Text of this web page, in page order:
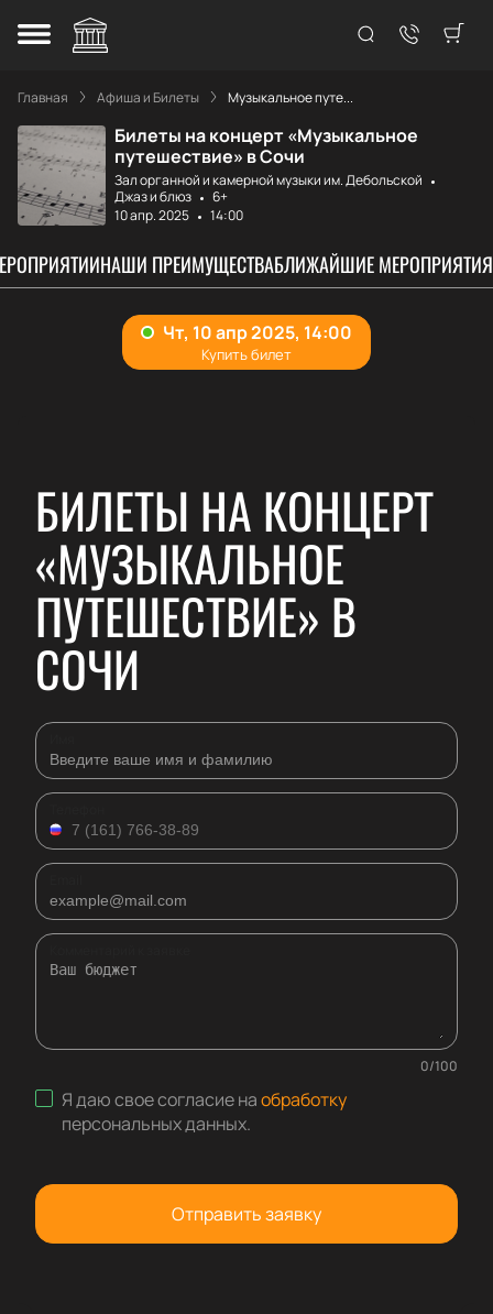
Главная Афиша и Билеты Музыкальное путе...
Билеты на концерт «Музыкальное
путешествие» в Сочи
Зал органной и камерной музыки им. Дебольской
Джаз и блюз
6+
10 апр. 2025
14:00
НАШИ ПРЕИМУЩЕСТВАБЛИЖАЙШИЕ МЕРОПРИЯТИЯ
БИЛЕТЫ НА КОНЦЕРТ
«МУЗЫКАЛЬНОЕ
ПУТЕШЕСТВИЕ» В
СОЧИ
0/100
Я даю свое согласие наобработку
персональных данных.
Отправить заявку